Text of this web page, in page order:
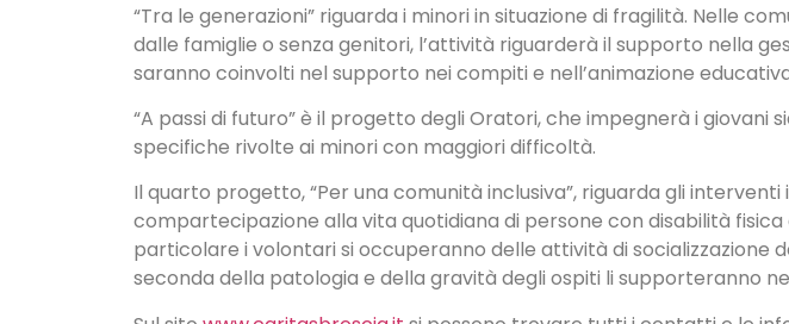
“Tra le generazioni” riguarda i minori in situazione di fragilità. Nelle
dalle famiglie o senza genitori, l’attività riguarderà il supporto nella
saranno coinvolti nel supporto nei compiti e nell’animazione
“A passi di futuro” è il progetto degli Oratori, che impegnerà i
specifiche rivolte ai minori con maggiori difficoltà.
Il quarto progetto, “Per una comunità inclusiva”, riguarda gli
compartecipazione alla vita quotidiana di persone con disabilità
particolare i volontari si occuperanno delle attività di socializzazione
seconda della patologia e della gravità degli ospiti li supporteranno